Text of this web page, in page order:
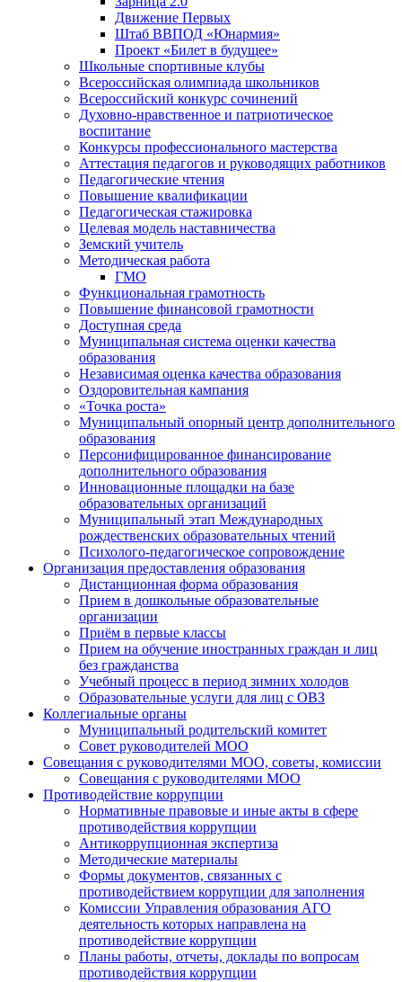
Движение Первых
Штаб ВВПОД «Юнармия»
Проект «Билет в будущее»
Школьные спортивные клубы
Всероссийская олимпиада школьников
Всероссийский конкурс сочинений
Духовно-нравственное и патриотическое
воспитание
Конкурсы профессионального мастерства
Аттестация педагогов и руководящих работников
Педагогические чтения
Повышение квалификации
Педагогическая стажировка
Целевая модель наставничества
Земский учитель
Методическая работа
ГМО
Функциональная грамотность
Повышение финансовой грамотности
Доступная среда
Муниципальная система оценки качества
образования
Независимая оценка качества образования
Оздоровительная кампания
«Точка роста»
Муниципальный опорный центр дополнительного
образования
Персонифицированное финансирование
дополнительного образования
Инновационные площадки на базе
образовательных организаций
Муниципальный этап Международных
рождественских образовательных чтений
Психолого-педагогическое сопровождение
Организация предоставления образования
Дистанционная форма образования
Прием в дошкольные образовательные
организации
Приём в первые классы
Прием на обучение иностранных граждан и лиц
без гражданства
Учебный процесс в период зимних холодов
Образовательные услуги для лиц с ОВЗ
Коллегиальные органы
Муниципальный родительский комитет
Совет руководителей МОО
Совещания с руководителями МОО, советы, комиссии
Совещания с руководителями МОО
Противодействие коррупции
Нормативные правовые и иные акты в сфере
противодействия коррупции
Антикоррупционная экспертиза
Методические материалы
Формы документов, связанных с
противодействием коррупции для заполнения
Комиссии Управления образования АГО
деятельность которых направлена на
противодействие коррупции
Планы работы, отчеты, доклады по вопросам
противодействия коррупции